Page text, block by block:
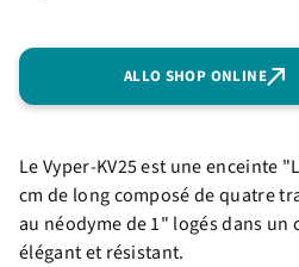
ALLO SHOP ONLINE
Le Vyper-KV25 est une enceinte
cm de long composé de quatre
au néodyme de 1" logés dans un
élégant et résistant.